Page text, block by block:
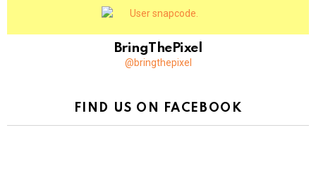
BringThePixel
@bringthepixel
FIND US ON FACEBOOK